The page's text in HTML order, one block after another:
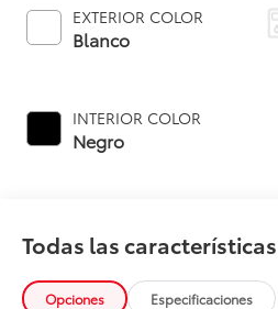
EXTERIOR COLOR
Blanco
INTERIOR COLOR
Negro
Todas las características
Opciones Especificaciones